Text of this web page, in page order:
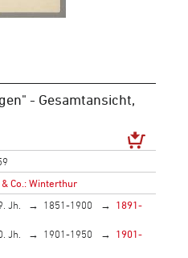
- Gesamtansicht,
Co.: Winterthur
Jh. 1851-1900
1891-
Jh. 1901-1950
1901-